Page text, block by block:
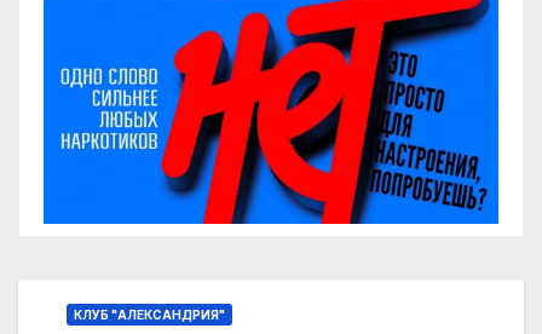
КЛУБ "АЛЕКСАНДРИЯ"